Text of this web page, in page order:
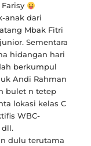
anak dari
Mbak Fitri
Sementara
hidangan hari
berkumpul
Andi Rahman
bulet n tetep
lokasi kelas C
WBC-
dll.
dulu terutama